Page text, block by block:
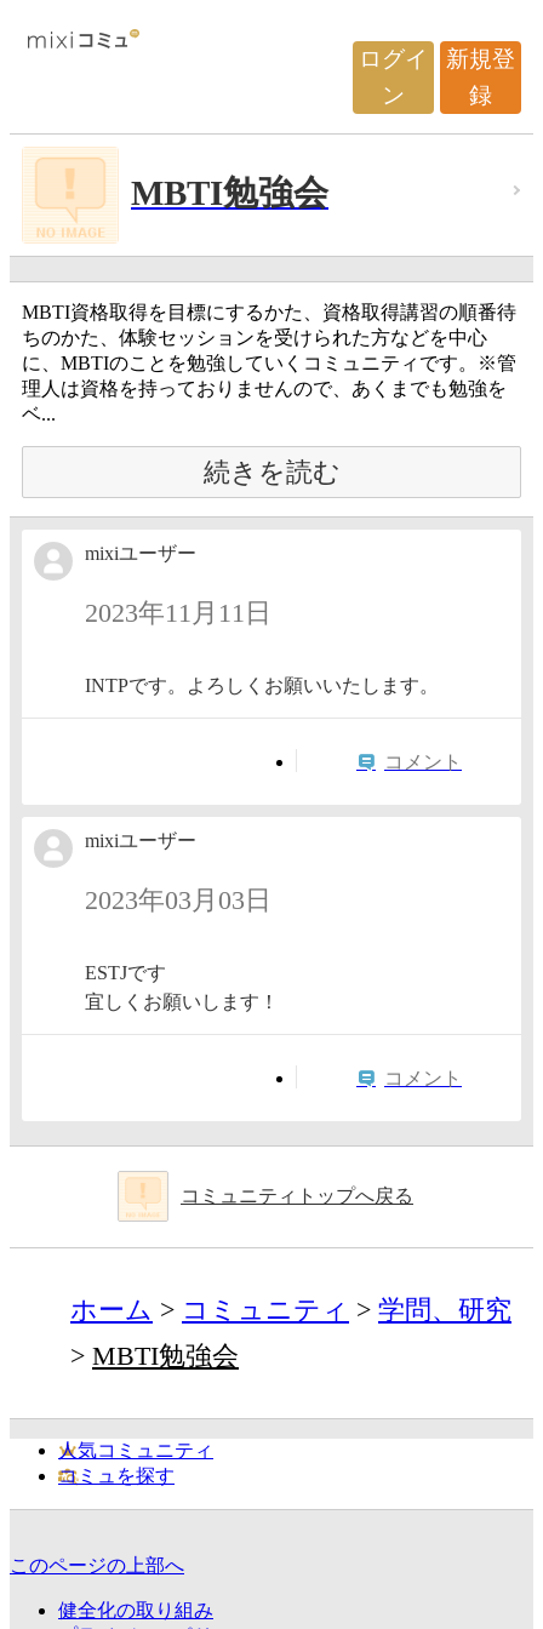
ログイ
ン
新規登
録
MBTI勉強会
MBTI資格取得を目標にするかた、資格取得講習の順番待
ちのかた、体験セッションを受けられた方などを中心
に、MBTIのことを勉強していくコミュニティです。※管
理人は資格を持っておりませんので、あくまでも勉強を
ベ...
続きを読む
mixiユーザー
2023年11月11日
INTPです。よろしくお願いいたします。
コメント
mixiユーザー
2023年03月03日
ESTJです
宜しくお願いします！
コメント
コミュニティトップへ戻る
ホーム コミュニティ
学問、研究
MBTI勉強会
人気コミュニティ
コミュを探す
このページの上部へ
健全化の取り組み